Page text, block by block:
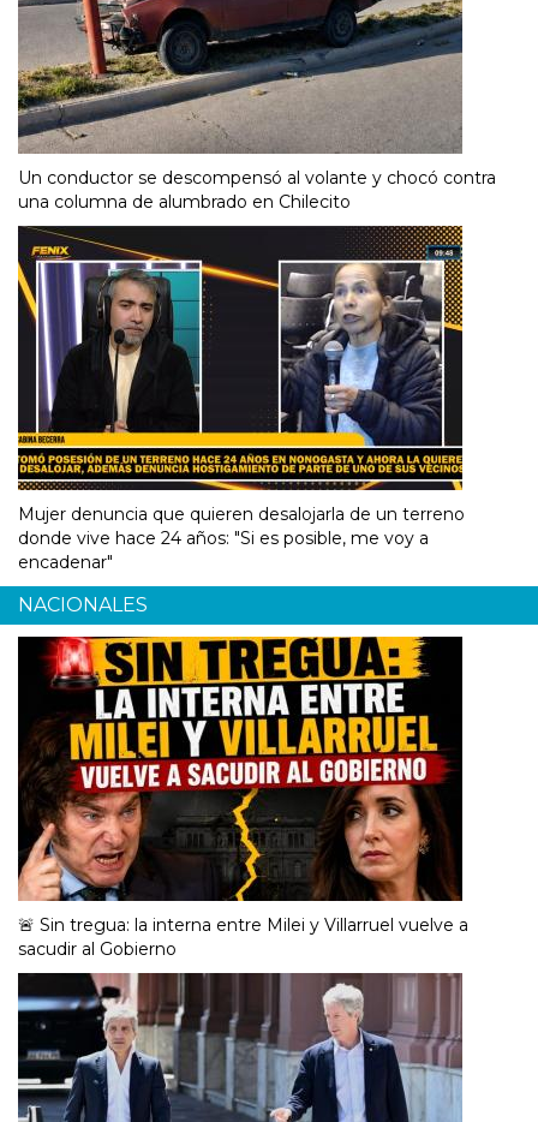
Un conductor se descompensó al volante y chocó contra
una columna de alumbrado en Chilecito
Mujer denuncia que quieren desalojarla de un terreno
donde vive hace 24 años: "Si es posible, me voy a
encadenar"
NACIONALES
🚨 Sin tregua: la interna entre Milei y Villarruel vuelve a
sacudir al Gobierno